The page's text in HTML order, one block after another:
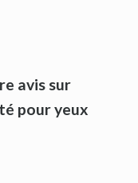
avis sur
pour yeux